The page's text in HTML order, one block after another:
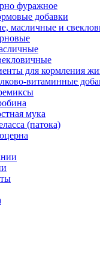
фуражное
добавки
масличные и
для кормления
витаминные
мука
(патока)